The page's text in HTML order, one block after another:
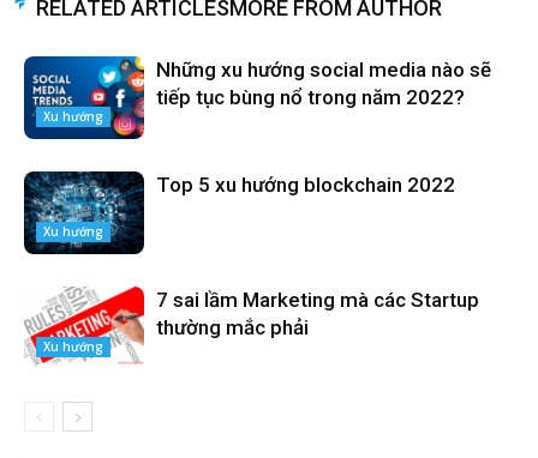
RELATED ARTICLESMORE FROM AUTHOR
Xu hướng
Những xu hướng social media nào sẽ
tiếp tục bùng nổ trong năm 2022?
Xu hướng
Top 5 xu hướng blockchain 2022
Xu hướng
7 sai lầm Marketing mà các Startup
thường mắc phải